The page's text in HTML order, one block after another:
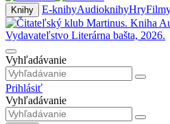
Knihy E-knihyAudioknihyHry
Vyhľadávanie
Prihlásiť
Vyhľadávanie